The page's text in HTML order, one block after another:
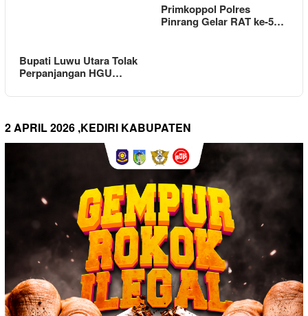
Bupati Luwu Utara Tolak
Perpanjangan HGU…
Primkoppol Polres
Pinrang Gelar RAT ke-5…
2 APRIL 2026 ,KEDIRI KABUPATEN